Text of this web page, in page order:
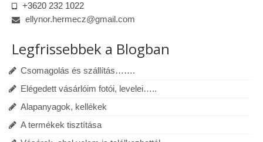
+3620 232 1022
ellynor.hermecz@gmail.com
Legfrissebbek a Blogban
Csomagolás és szállítás…….
Elégedett vásárlóim fotói, levelei…..
Alapanyagok, kellékek
A termékek tisztítása